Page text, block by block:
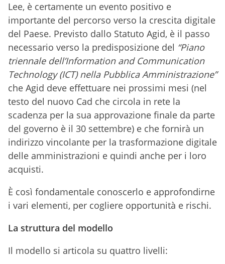
Lee, è certamente un evento positivo e
importante del percorso verso la crescita digitale
del Paese. Previsto dallo Statuto Agid, è il passo
necessario verso la predisposizione del “Piano
triennale dell’Information and Communication
Technology (ICT) nella Pubblica Amministrazione”
che Agid deve effettuare nei prossimi mesi (nel
testo del nuovo Cad che circola in rete la
scadenza per la sua approvazione finale da parte
del governo è il 30 settembre) e che fornirà un
indirizzo vincolante per la trasformazione digitale
delle amministrazioni e quindi anche per i loro
acquisti.
È così fondamentale conoscerlo e approfondirne
i vari elementi, per cogliere opportunità e rischi.
La struttura del modello
Il modello si articola su quattro livelli: